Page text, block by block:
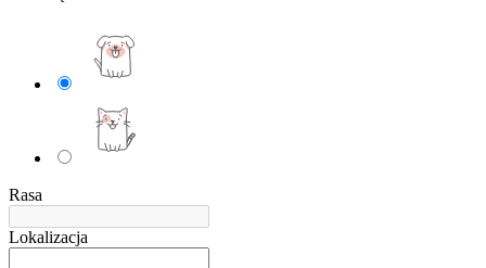
Rasa
Lokalizacja